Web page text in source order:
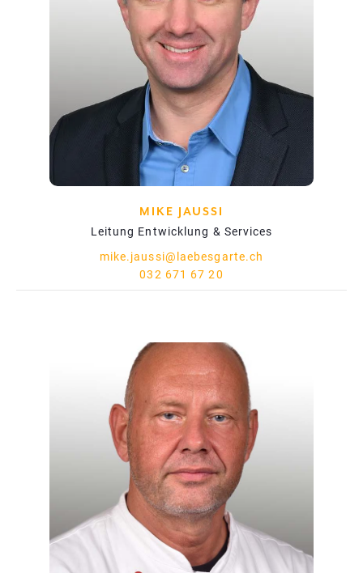
MIKE JAUSSI
Leitung Entwicklung & Services
mike.jaussi@laebesgarte.ch
032 671 67 20